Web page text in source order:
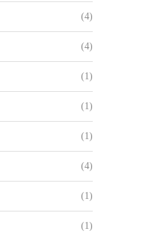
(4)
(4)
(1)
(1)
(1)
(4)
(1)
(1)